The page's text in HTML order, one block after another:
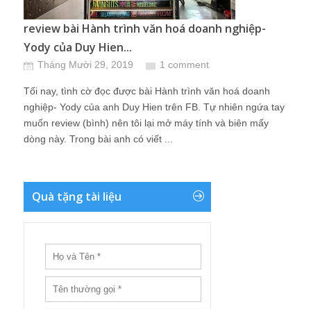
review bài Hành trình văn hoá doanh nghiệp-
Yody của Duy Hien...
Tháng Mười 29, 2019 1 comment
Tối nay, tình cờ đọc được bài Hành trình văn hoá doanh
nghiệp- Yody của anh Duy Hien trên FB. Tự nhiên ngứa tay
muốn review (bình) nên tôi lại mở máy tính và biên mấy
dòng này. Trong bài anh có viết ...
Quà tặng tài liệu